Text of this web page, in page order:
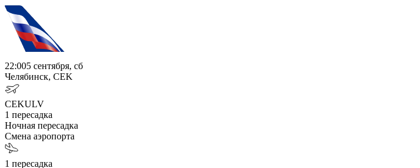
22:005 сентября, сб
Челябинск, CEK
CEKULV
1 пересадка
Ночная пересадка
Смена аэропорта
1 пересадка